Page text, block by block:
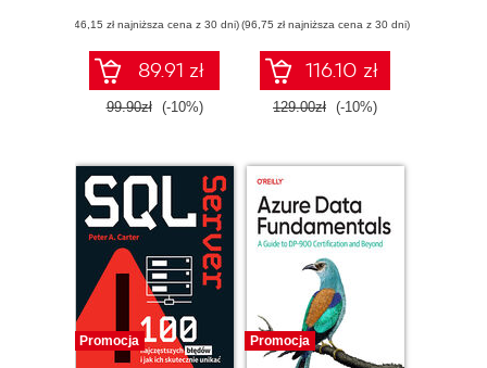
(46,15 zł najniższa cena z 30 dni)
89.91 zł
99.90zł (-10%)
efficient
lakehouses with
Apache Iceberg,
Apache Hudi, and
Delta Lake
(96,75 zł najniższa cena z 30 dni)
116.10 zł
129.00zł (-10%)
Promocja Promocja